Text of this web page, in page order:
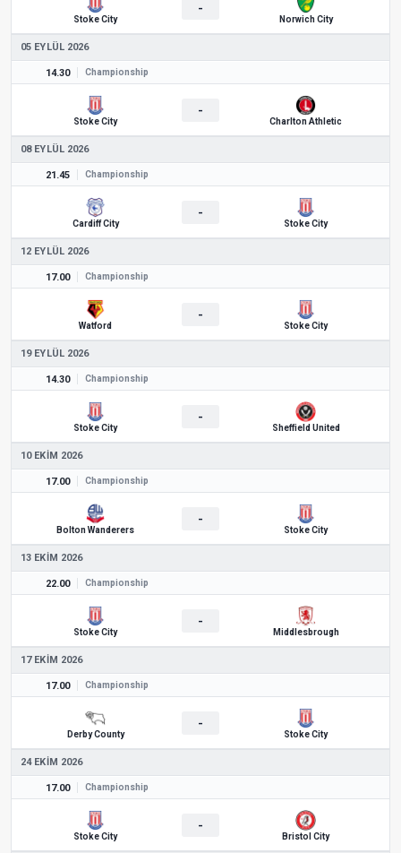
Stoke City
-
Norwich City
05 EYLÜL 2026
14.30 Championship
Stoke City
-
Charlton Athletic
08 EYLÜL 2026
21.45 Championship
Cardiff City
-
Stoke City
12 EYLÜL 2026
17.00 Championship
Watford
-
Stoke City
19 EYLÜL 2026
14.30 Championship
Stoke City
-
Sheffield United
10 EKIM 2026
17.00 Championship
Bolton Wanderers
-
Stoke City
13 EKIM 2026
22.00 Championship
Stoke City
-
Middlesbrough
17 EKIM 2026
17.00 Championship
Derby County
-
Stoke City
24 EKIM 2026
17.00 Championship
Stoke City
-
Bristol City